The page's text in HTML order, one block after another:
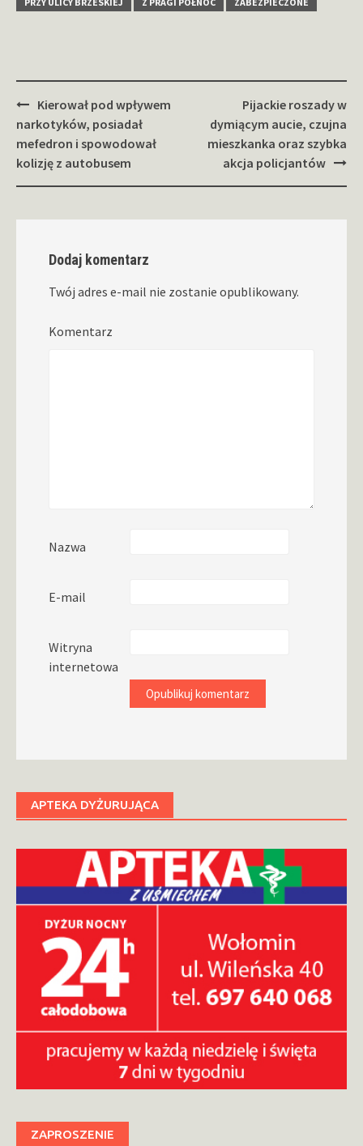
Zobacz
wpisy
Kierował pod wpływem
narkotyków, posiadał
mefedron i spowodował
kolizję z autobusem
Pijackie roszady w
dymiącym aucie, czujna
mieszkanka oraz szybka
akcja policjantów
Dodaj komentarz
Twój adres e-mail nie zostanie opublikowany.
Komentarz
Nazwa
E-mail
Witryna
internetowa
APTEKA DYŻURUJĄCA
ZAPROSZENIE